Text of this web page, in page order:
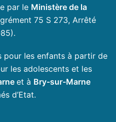
par le Ministère de la
75 S 273, Arrêté
pour les enfants à partir de
les adolescents et les
et à Bry-sur-Marne
d’Etat.